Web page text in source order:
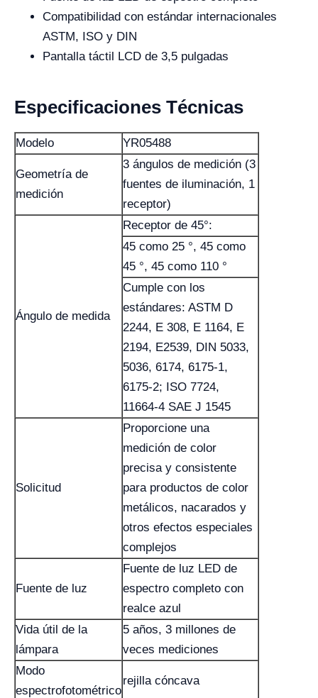
Compatibilidad con estándar internacionales
ASTM, ISO y DIN
Pantalla táctil LCD de 3,5 pulgadas
Especificaciones Técnicas
Modelo YR05488
Geometría de
medición
3 ángulos de medición (3
fuentes de iluminación, 1
receptor)
Ángulo de medida
Receptor de 45°:
45 como 25 °, 45 como
45 °, 45 como 110 °
Cumple con los
estándares: ASTM D
2244, E 308, E 1164, E
2194, E2539, DIN 5033,
5036, 6174, 6175-1,
6175-2; ISO 7724,
11664-4 SAE J 1545
Solicitud
Proporcione una
medición de color
precisa y consistente
para productos de color
metálicos, nacarados y
otros efectos especiales
complejos
Fuente de luz
Fuente de luz LED de
espectro completo con
realce azul
Vida útil de la
lámpara
5 años, 3 millones de
veces mediciones
Modo
espectrofotométrico
rejilla cóncava